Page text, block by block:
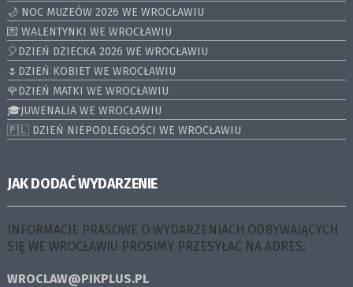
🌙 NOC MUZEÓW 2026 WE WROCŁAWIU
💌 WALENTYNKI WE WROCŁAWIU
🎈DZIEŃ DZIECKA 2026 WE WROCŁAWIU
🌷DZIEŃ KOBIET WE WROCŁAWIU
🌹DZIEŃ MATKI WE WROCŁAWIU
🎓JUWENALIA WE WROCŁAWIU
🇵🇱 DZIEŃ NIEPODLEGŁOŚCI WE WROCŁAWIU
JAK DODAĆ WYDARZENIE
INFORMACJE PRASOWE O WYDARZENIACH ODBYWAJĄCYCH
SIĘ WE WROCŁAWIU PROSIMY PRZESYŁAĆ NA ADRES:
WROCLAW@PIKPLUS.PL